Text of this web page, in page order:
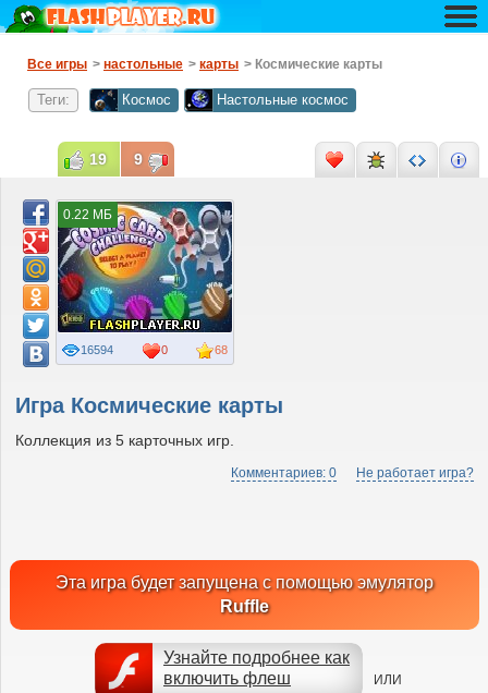
Все игры > настольные > карты > Космические карты
Теги: Космос Настольные космос
Игра Космические карты
Коллекция из 5 карточных игр.
Комментариев: 0 Не работает игра?
Эта игра будет запущена с помощью эмулятор
Ruffle
Узнайте подробнее как
включить флеш
ИЛИ
68
16594 0
0.22 МБ
19 9